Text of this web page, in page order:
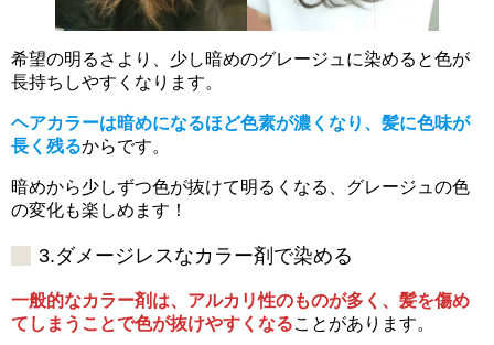
希望の明るさより、少し暗めのグレージュに染めると色が
長持ちしやすくなります。
ヘアカラーは暗めになるほど色素が濃くなり、髪に色味が
長く残るからです。
暗めから少しずつ色が抜けて明るくなる、グレージュの色
の変化も楽しめます！
3.ダメージレスなカラー剤で染める
一般的なカラー剤は、アルカリ性のものが多く、髪を傷め
てしまうことで色が抜けやすくなることがあります。